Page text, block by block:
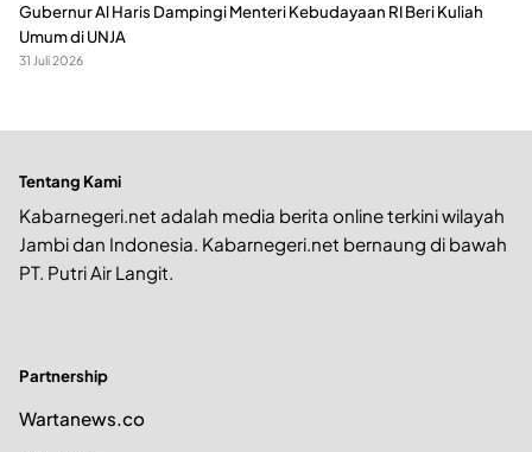
Gubernur Al Haris Dampingi Menteri Kebudayaan RI Beri Kuliah
Umum di UNJA
31 Juli 2026
Tentang Kami
Kabarnegeri.net adalah media berita online terkini wilayah
Jambi dan Indonesia. Kabarnegeri.net bernaung di bawah
PT. Putri Air Langit.
Partnership
Wartanews.co